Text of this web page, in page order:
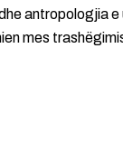
antropologjia e
mes